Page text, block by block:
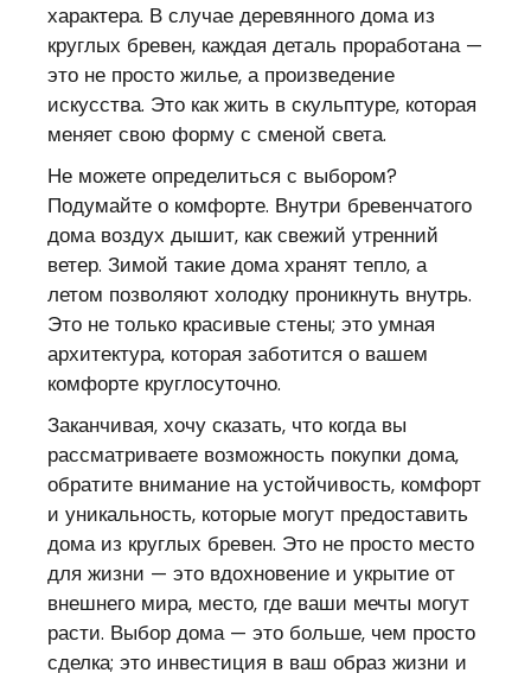
характера. В случае деревянного дома из
круглых бревен, каждая деталь проработана —
это не просто жилье, а произведение
искусства. Это как жить в скульптуре, которая
меняет свою форму с сменой света.
Не можете определиться с выбором?
Подумайте о комфорте. Внутри бревенчатого
дома воздух дышит, как свежий утренний
ветер. Зимой такие дома хранят тепло, а
летом позволяют холодку проникнуть внутрь.
Это не только красивые стены; это умная
архитектура, которая заботится о вашем
комфорте круглосуточно.
Заканчивая, хочу сказать, что когда вы
рассматриваете возможность покупки дома,
обратите внимание на устойчивость, комфорт
и уникальность, которые могут предоставить
дома из круглых бревен. Это не просто место
для жизни — это вдохновение и укрытие от
внешнего мира, место, где ваши мечты могут
расти. Выбор дома — это больше, чем просто
сделка; это инвестиция в ваш образ жизни и